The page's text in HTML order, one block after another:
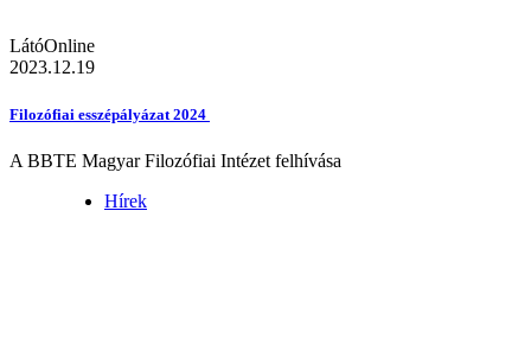
LátóOnline
2023.12.19
Filozófiai esszépályázat 2024
A BBTE Magyar Filozófiai Intézet felhívása
Hírek